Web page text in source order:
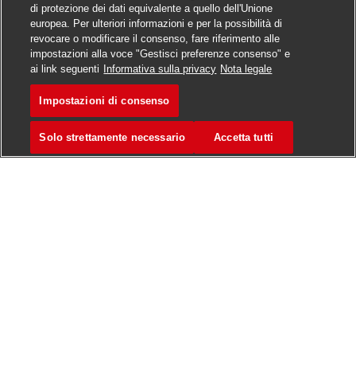
di protezione dei dati equivalente a quello dell'Unione
europea. Per ulteriori informazioni e per la possibilità di
revocare o modificare il consenso, fare riferimento alle
impostazioni alla voce "Gestisci preferenze consenso" e
ai link seguenti
Informativa sulla privacy Nota legale
Impostazioni di consenso
Solo strettamente necessario Accetta tutti